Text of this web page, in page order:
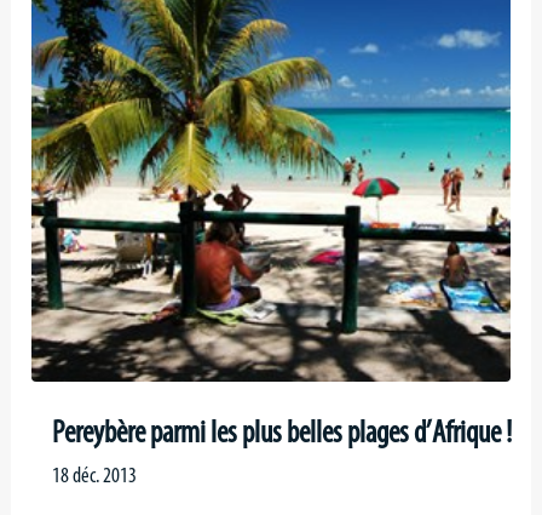
Pereybère parmi les plus belles plages d’Afrique !
18 déc. 2013